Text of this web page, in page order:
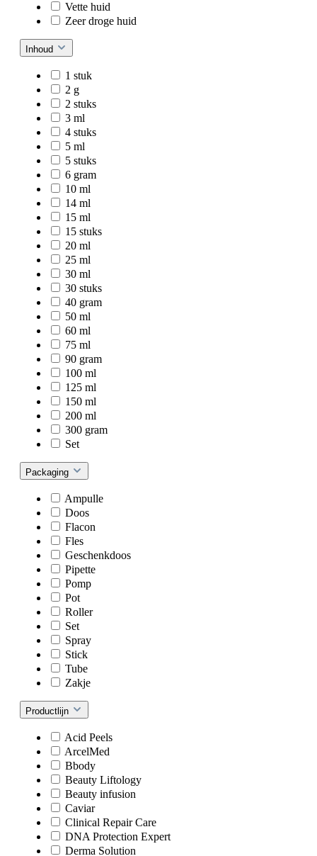
Vette huid
Zeer droge huid
Inhoud
1 stuk
2 g
2 stuks
3 ml
4 stuks
5 ml
5 stuks
6 gram
10 ml
14 ml
15 ml
15 stuks
20 ml
25 ml
30 ml
30 stuks
40 gram
50 ml
60 ml
75 ml
90 gram
100 ml
125 ml
150 ml
200 ml
300 gram
Set
Packaging
Ampulle
Doos
Flacon
Fles
Geschenkdoos
Pipette
Pomp
Pot
Roller
Set
Spray
Stick
Tube
Zakje
Productlijn
Acid Peels
ArcelMed
Bbody
Beauty Liftology
Beauty infusion
Caviar
Clinical Repair Care
DNA Protection Expert
Derma Solution